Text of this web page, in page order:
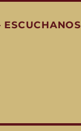
ESCUCHANOS